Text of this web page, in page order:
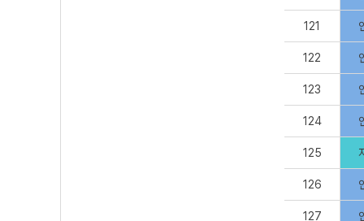
121
122
123
124
125
126
127